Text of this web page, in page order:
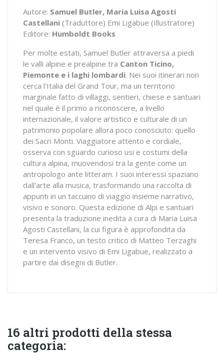
Autore: Samuel Butler, Maria Luisa Agosti
Castellani (Traduttore) Emi Ligabue (Illustratore)
Editore: Humboldt Books
Per molte estati, Samuel Butler attraversa a piedi
le valli alpine e prealpine tra Canton Ticino,
Piemonte e i laghi lombardi. Nei suoi itinerari non
cerca l'Italia del Grand Tour, ma un territorio
marginale fatto di villaggi, sentieri, chiese e santuari
nel quale è il primo a riconoscere, a livello
internazionale, il valore artistico e culturale di un
patrimonio popolare allora poco conosciuto: quello
dei Sacri Monti. Viaggiatore attento e cordiale,
osserva con sguardo curioso usi e costumi della
cultura alpina, muovendosi tra la gente come un
antropologo ante litteram. I suoi interessi spaziano
dall'arte alla musica, trasformando una raccolta di
appunti in un taccuino di viaggio insieme narrativo,
visivo e sonoro. Questa edizione di Alpi e santuari
presenta la traduzione inedita a cura di Maria Luisa
Agosti Castellani, la cui figura è approfondita da
Teresa Franco, un testo critico di Matteo Terzaghi
e un intervento visivo di Emi Ligabue, realizzato a
partire dai disegni di Butler.
16 altri prodotti della stessa
categoria: